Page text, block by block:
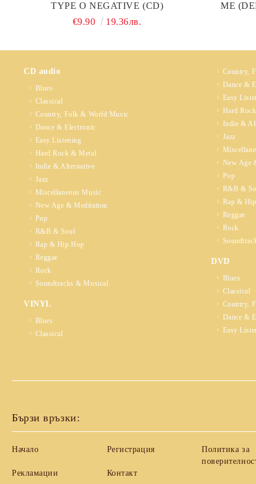
TYPE O NEGATIVE (CD)
€9.90
19.36лв.
ME
CD audio
Blues
Classical
Country, Folk & World Music
Dance & Electronic
Easy Listening
Hard Rock & Metal
Indie & Alternative
Jazz
Miscellaneous Music
New Age & Meditation
Pop
R&B & Soul
Rap & Hip Hop
Reggae
Rock
Soundtracks & Musical
VINYL
Blues
Classical
Country,
Dance &
Easy
Hard
Indie &
Jazz
New Age
Pop
R&B &
Rap &
Reggae
Rock
DVD
Blues
Classical
Country,
Dance &
Easy
Бързи връзки:
Начало
Рекламации
Регистрация
Контакт
Политика за